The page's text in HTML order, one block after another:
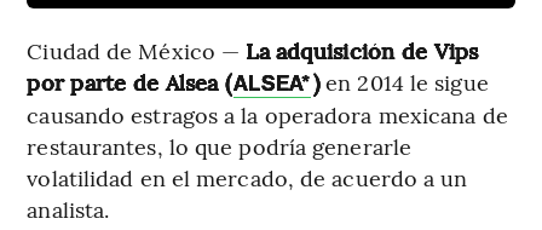
Ciudad de México — La adquisición de Vips
por parte de Alsea (ALSEA*)en 2014 le sigue
causando estragos a la operadora mexicana de
restaurantes, lo que podría generarle
volatilidad en el mercado, de acuerdo a un
analista.